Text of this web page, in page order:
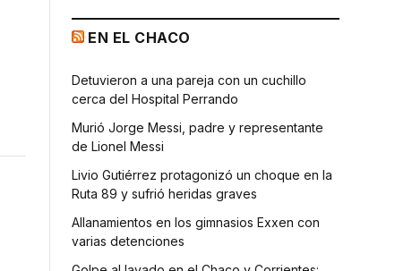
EN EL CHACO
Detuvieron a una pareja con un cuchillo
cerca del Hospital Perrando
Murió Jorge Messi, padre y representante
de Lionel Messi
Livio Gutiérrez protagonizó un choque en la
Ruta 89 y sufrió heridas graves
Allanamientos en los gimnasios Exxen con
varias detenciones